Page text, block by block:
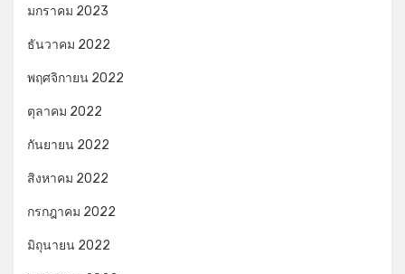
มกราคม 2023
ธันวาคม 2022
พฤศจิกายน 2022
ตุลาคม 2022
กันยายน 2022
สิงหาคม 2022
กรกฎาคม 2022
มิถุนายน 2022